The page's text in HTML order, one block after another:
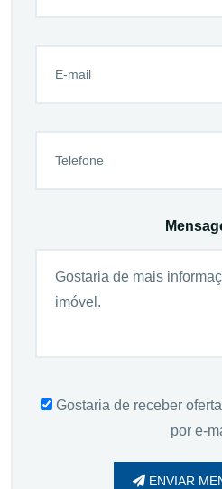
Gostaria de receber
por e-
ENVIAR